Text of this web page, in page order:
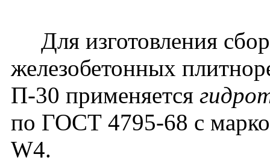
Для изготовления
железобетонных
П-30 применяется
по ГОСТ 4795-68 с
W4.